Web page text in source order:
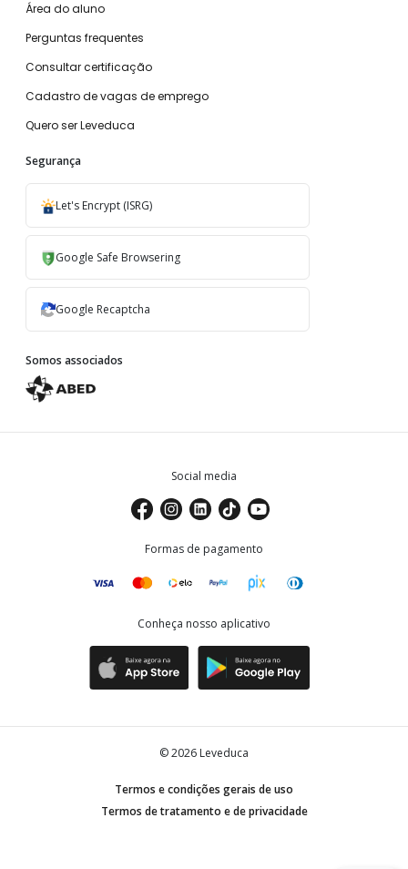
Área do aluno
Perguntas frequentes
Consultar certificação
Cadastro de vagas de emprego
Quero ser Leveduca
Segurança
Let's Encrypt (ISRG)
Google Safe Browsering
Google Recaptcha
Somos associados
Social media
Formas de pagamento
Conheça nosso aplicativo
©2026 Leveduca
Termos e condições gerais de uso
Termos de tratamento e de privacidade